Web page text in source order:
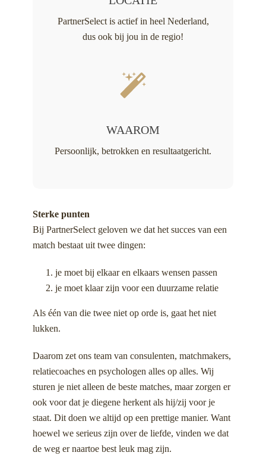
PartnerSelect is actief in heel Nederland,
dus ook bij jou in de regio!
WAAROM
Persoonlijk, betrokken en resultaatgericht.
Sterke punten
Bij PartnerSelect geloven we dat het succes van een
match bestaat uit twee dingen:
je moet bij elkaar en elkaars wensen passen
je moet klaar zijn voor een duurzame relatie
Als één van die twee niet op orde is, gaat het niet
lukken.
Daarom zet ons team van consulenten, matchmakers,
relatiecoaches en psychologen alles op alles. Wij
sturen je niet alleen de beste matches, maar zorgen er
ook voor dat je diegene herkent als hij/zij voor je
staat. Dit doen we altijd op een prettige manier. Want
hoewel we serieus zijn over de liefde, vinden we dat
de weg er naartoe best leuk mag zijn.